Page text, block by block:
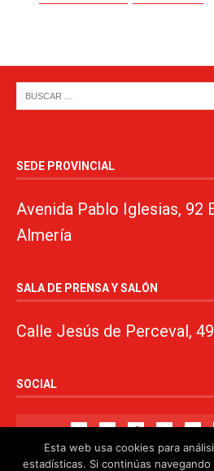
SEDE PROVINCIAL
Avenida Pablo Iglesias, 92
Almería
SALA DE PRENSA Y SALÓN
Calle Jesús de Perceval,
SOCIAL
Esta web usa cookies para
estadísticas. Si continúas